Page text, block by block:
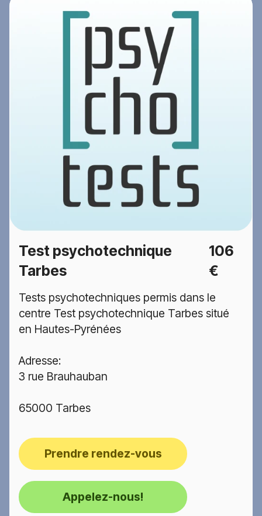
Test psychotechnique
Tarbes
106
€
Tests psychotechniques permis dans le
centre Test psychotechnique Tarbes situé
en Hautes-Pyrénées
Adresse:
3 rue Brauhauban
65000 Tarbes
Prendre rendez-vous
Appelez-nous!